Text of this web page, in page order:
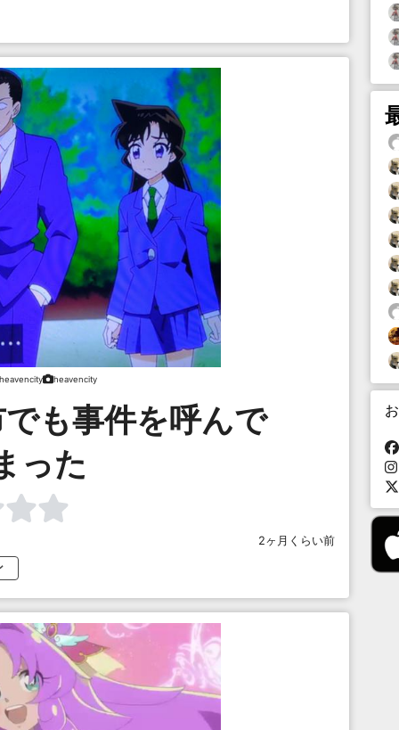
heavencity heavencity
も事件を呼んで
った
2ヶ月くらい前